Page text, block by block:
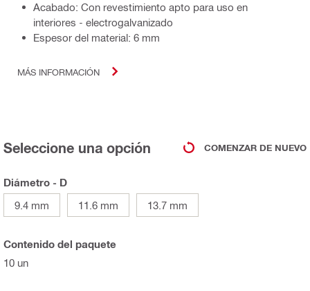
Acabado: Con revestimiento apto para uso en
interiores - electrogalvanizado
Espesor del material: 6 mm
MÁS INFORMACIÓN
Seleccione una opción COMENZAR DE NUEVO
Diámetro - D
9.4 mm
11.6 mm 13.7 mm
Contenido del paquete
10 un